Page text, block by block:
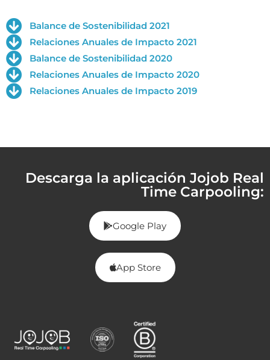
Balance de Sostenibilidad 2021
Relaciones Anuales de Impacto 2021
Balance de Sostenibilidad 2020
Relaciones Anuales de Impacto 2020
Relaciones Anuales de Impacto 2019
Descarga la aplicación Jojob Real
Time Carpooling:
Google Play
App Store